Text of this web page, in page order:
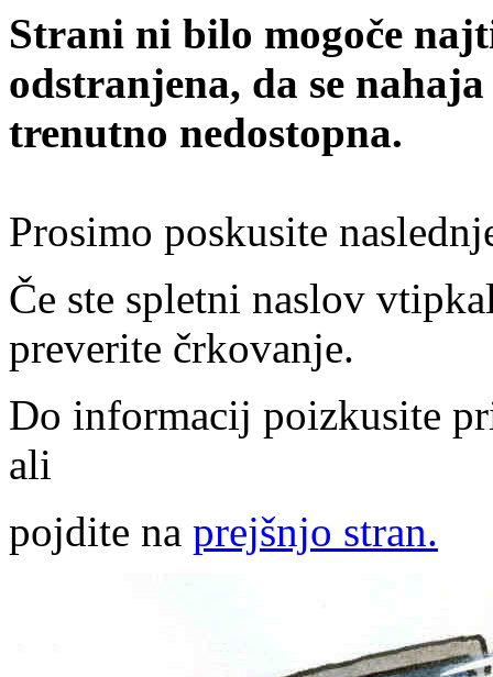
Strani ni bilo mogoče
odstranjena, da se
trenutno nedostopna.
Prosimo poskusite
Če ste spletni naslov
preverite črkovanje.
Do informacij poizkusite
ali
pojdite na prejšnjo stran.